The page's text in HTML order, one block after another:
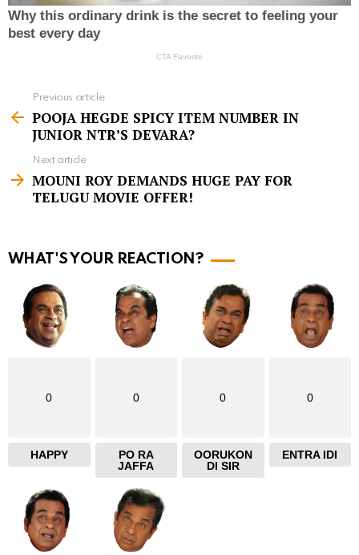
e
m
e
Previous article
POOJA HEGDE SPICY ITEM NUMBER IN
JUNIOR NTR’S DEVARA?
Next article
MOUNI ROY DEMANDS HUGE PAY FOR
TELUGU MOVIE OFFER!
WHAT'S YOUR REACTION?
0
HAPPY
0
PO RA
JAFFA
0
OORUKON
DI SIR
0
ENTRA IDI